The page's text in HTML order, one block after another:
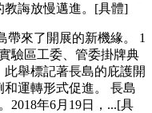
誨放慢邁進。[具體]
來了開展的新機緣。 1
驗區工委、管委掛牌典
此舉標記著長島的庇護開
轉形式促進 。 長島
年6月19日，...[具